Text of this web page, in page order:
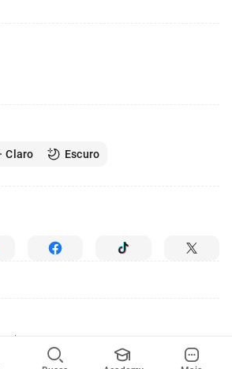
Claro Escuro
de ensino de música do Brasil